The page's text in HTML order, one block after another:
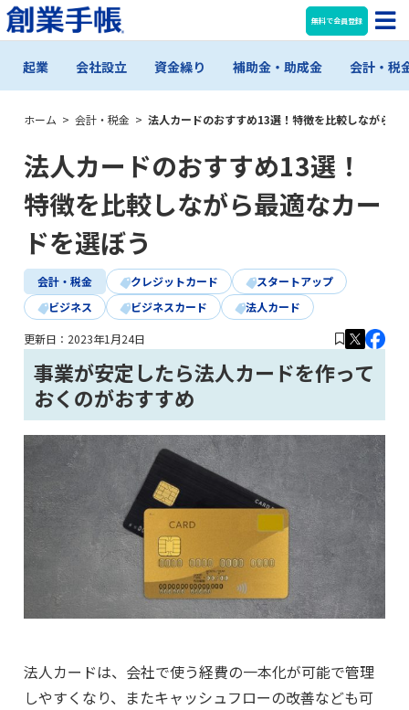
無料で会員登録
起業 会社設立 資金繰り 補助金・助成金 会計・税
ホーム > 会計・税金 > 法人カードのおすすめ13選！特徴を比較しながら最
法人カードのおすすめ13選！
特徴を比較しながら最適なカー
ドを選ぼう
会計・税金 クレジットカード
スタートアップ
ビジネス
ビジネスカード 法人カード
更新日： 2023年1月24日
事業が安定したら法人カードを作って
おくのがおすすめ
法人カードは、会社で使う経費の一本化が可能で管理
しやすくなり、またキャッシュフローの改善なども可